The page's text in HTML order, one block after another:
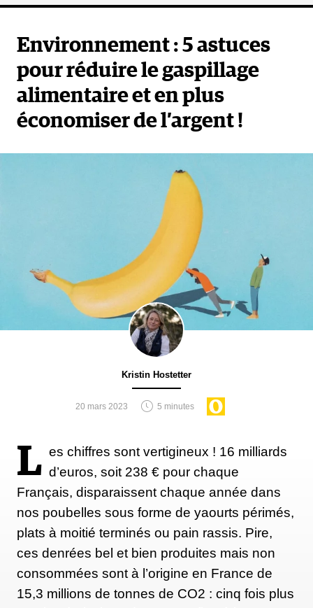
Environnement : 5 astuces
pour réduire le gaspillage
alimentaire et en plus
économiser de l’argent !
Kristin Hostetter
20 mars 2023 5 minutes
L es chiffres sont vertigineux ! 16 milliards
d’euros, soit 238 € pour chaque
Français, disparaissent chaque année dans
nos poubelles sous forme de yaourts périmés,
plats à moitié terminés ou pain rassis. Pire,
ces denrées bel et bien produites mais non
consommées sont à l’origine en France de
15,3 millions de tonnes de CO2 : cinq fois plus